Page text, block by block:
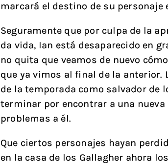
marcará el destino de su personaje
Seguramente que por culpa de la
da vida, Ian está desaparecido en
no quita que veamos de nuevo
que ya vimos al final de la anterior.
de la temporada como salvador de
terminar por encontrar a una
problemas a él.
Que ciertos personajes hayan
en la casa de los Gallagher ahora